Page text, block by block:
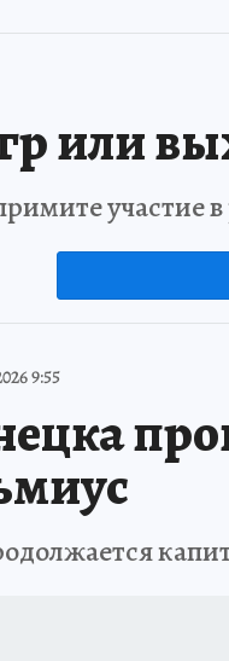
или
участие
9:55